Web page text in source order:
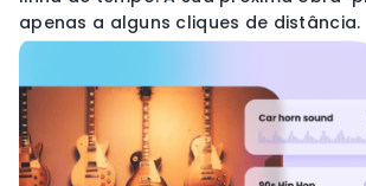
apenas a alguns cliques de distância.